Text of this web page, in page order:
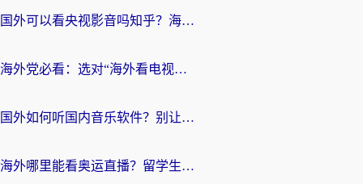
国外可以看央视影音吗知乎？海外党亲测有效的回国加速方案
海外党必看：选对“海外看电视剧软件”，再也不用愁国内剧刷不了
国外如何听国内音乐软件？别让地域限制，断了你的中文歌单
海外哪里能看奥运直播？留学生&海外华人必看的体育赛事观赛终极指南